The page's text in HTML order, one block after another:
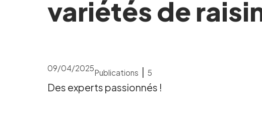
variétés de
09/04/2025Publications |5
Des experts passionnés !